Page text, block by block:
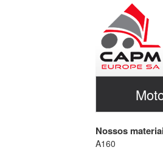
Nossos
A160